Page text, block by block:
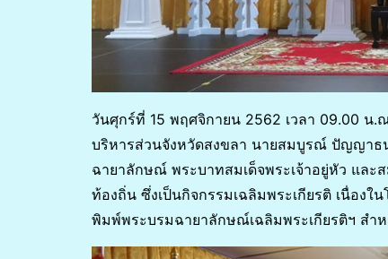
วันศุกร์ที่ 15 พฤศจิกายน 2562 เวลา 09.00
บริหารส่วนจังหวัดสงขลา นายสมบูรณ์ ปัญญาธ
ฉายาลักษณ์ พระบาทสมเด็จพระเจ้าอยู่หัว และ
ท้องถิ่น ซึ่งเป็นกิจกรรมเฉลิมพระเกียรติ เนื่อง
พิมพ์พระบรมฉายาลักษณ์เฉลิมพระเกียรติฯ สำ